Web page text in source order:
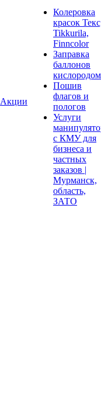
Акции
Колеровка
красок
Tikkurila,
Finncolor
Заправка
баллонов
кислородом
Пошив
флагов и
пологов
Услуги
с КМУ для
бизнеса и
частных
заказов |
Мурманск,
область,
ЗАТО